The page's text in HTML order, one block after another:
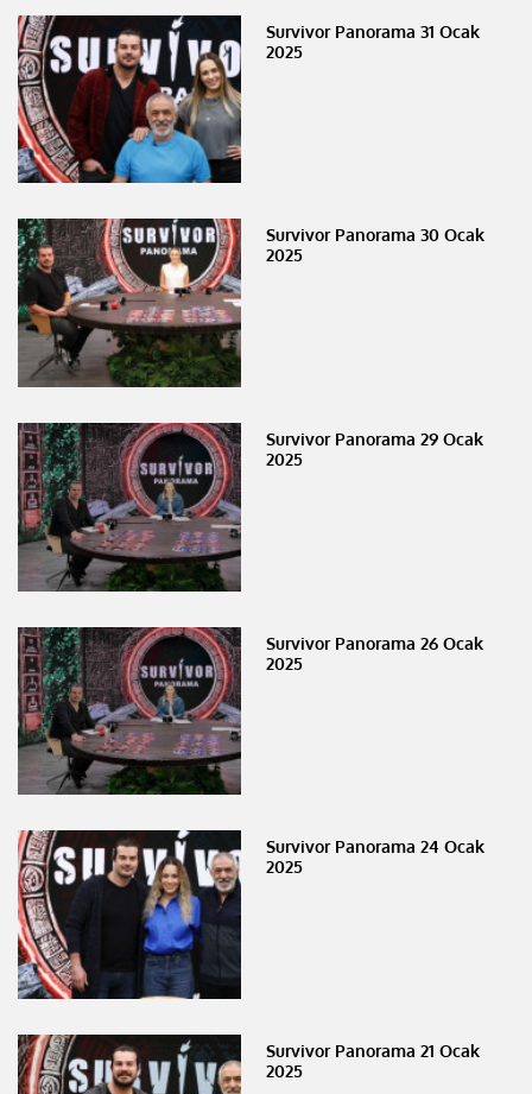
Survivor Panorama 31 Ocak
2025
Survivor Panorama 30 Ocak
2025
Survivor Panorama 29 Ocak
2025
Survivor Panorama 26 Ocak
2025
Survivor Panorama 24 Ocak
2025
Survivor Panorama 21 Ocak
2025